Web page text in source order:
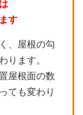
す
、屋根の勾
ります。
屋根面の数
ても変わり